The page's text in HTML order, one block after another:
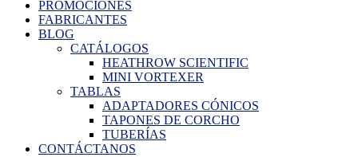
PROMOCIONES
FABRICANTES
BLOG
CATÁLOGOS
HEATHROW SCIENTIFIC
MINI VORTEXER
TABLAS
ADAPTADORES CÓNICOS
TAPONES DE CORCHO
TUBERÍAS
CONTÁCTANOS